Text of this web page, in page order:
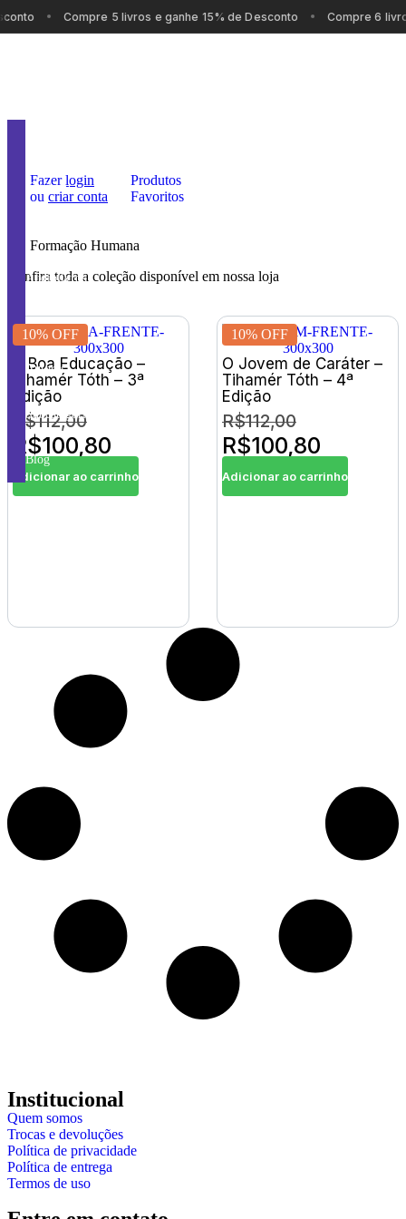
Compre 5 livros e ganhe 15% de Desconto Compre 6
Catálogo
Audiolivros
Promoções
Autores
Subcategorias
Blog
Fazerlogin
ou criar conta
Produtos
Favoritos
Formação Humana
Confira toda a coleção disponível em nossa loja
10% OFF
A Boa Educação –
Tihamér Tóth – 3ª
Edição
R$112,00
R$100,80
Adicionar ao carrinho
10% OFF
O Jovem de Caráter –
Tihamér Tóth – 4ª
Edição
R$112,00
R$100,80
Adicionar ao carrinho
Institucional
Quem somos
Trocas e devoluções
Política de privacidade
Política de entrega
Termos de uso